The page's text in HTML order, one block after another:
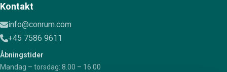
Kontakt
info@conrum.com
+45 7586 9611
Åbningstider
Mandag – torsdag: 8.00 – 16.00